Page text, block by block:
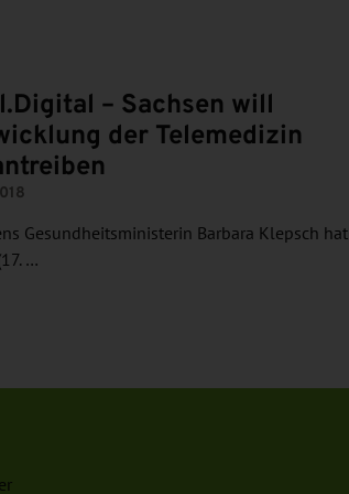
– Sachsen will
der Telemedizin
Gesundheitsministerin Barbara Klepsch hat
…